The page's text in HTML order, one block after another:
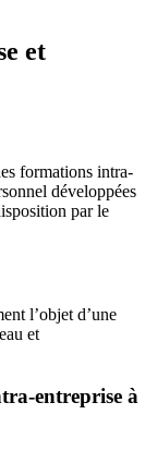
et
formations intra-
développées
par le
l’objet d’une
et
entreprise à